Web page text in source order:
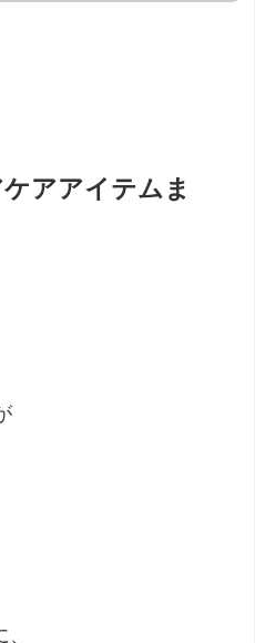
ケアアイテムま